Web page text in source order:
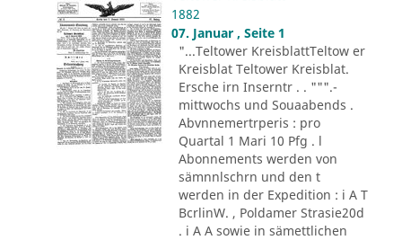
1882
07. Januar , Seite 1
"...Teltower KreisblattTeltow er
Kreisblat Teltower Kreisblat.
Ersche irn Inserntr . . """.-
mittwochs und Souaabends .
Abvnnemertrperis : pro
Quartal 1 Mari 10 Pfg . l
Abonnements werden von
sämnnlschrn und den t
werden in der Expedition : i A T
BcrlinW. , Poldamer Strasie20d
. i A A sowie in sämettlichen